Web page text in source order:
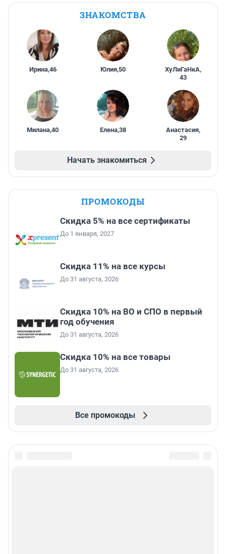
ЗНАКОМСТВА
Ирина,46 Юлия,50 ХуЛиГаНкА,
43
Милана,40 Елена,38 Анастасия,
29
Начать знакомиться
ПРОМОКОДЫ
Скидка 5% на все сертификаты
До 1 января, 2027
Скидка 11% на все курсы
До 31 августа, 2026
Скидка 10% на ВО и СПО в первый
год обучения
До 31 августа, 2026
Скидка 10% на все товары
До 31 августа, 2026
Все промокоды